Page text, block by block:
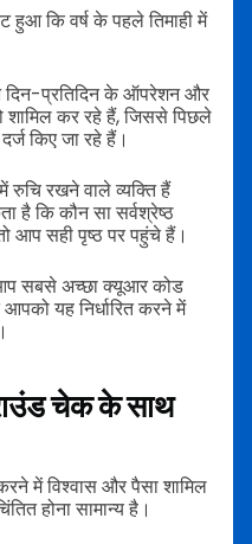
हुआ कि वर्ष के पहले तिमाही में
दिन-प्रतिदिन के ऑपरेशन और
शामिल कर रहे हैं, जिससे पिछले
किए जा रहे हैं।
रखने वाले व्यक्ति हैं
है कि कौन सा सर्वश्रेष्ठ
आप सही पृष्ठ पर पहुंचे हैं।
सबसे अच्छा क्यूआर कोड
यह निर्धारित करने में
चेक के साथ
में विश्वास और पैसा शामिल
होना सामान्य है।